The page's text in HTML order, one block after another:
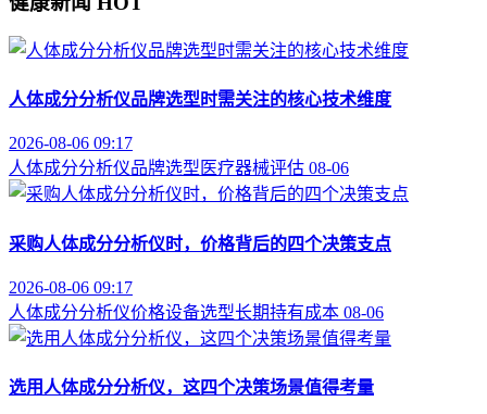
人体成分分析仪品牌选型时需关注的核心技术维度
2026-08-06 09:17
人体成分分析仪品牌选型 医疗器械评估 08-06
采购人体成分分析仪时，价格背后的四个决策支点
2026-08-06 09:17
人体成分分析仪价格设备选型长期持有成本 08-06
选用人体成分分析仪，这四个决策场景值得考量